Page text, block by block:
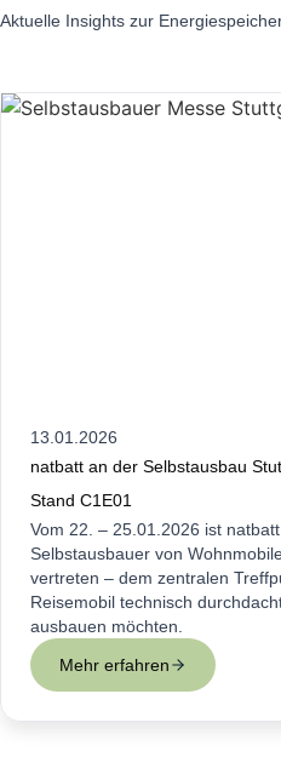
Aktuelle Insights zur
13.01.2026
natbatt an der Selbstausbau
Stand C1E01
Vom 22. – 25.01.2026 ist
Selbstausbauer von
vertreten – dem zentralen
Reisemobil technisch
ausbauen möchten.
Mehr erfahren